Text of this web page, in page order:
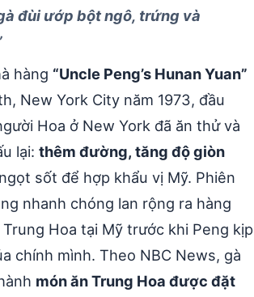
đùi ướp bột ngô, trứng và
hàng “Uncle Peng’s Hunan Yuan”
New York City năm 1973, đầu
Hoa ở New York đã ăn thử và
lại: thêm đường, tăng độ giòn
sốt để hợp khẩu vị Mỹ. Phiên
nhanh chóng lan rộng ra hàng
Hoa tại Mỹ trước khi Peng kịp
chính mình. Theo NBC News, gà
món ăn Trung Hoa được đặt